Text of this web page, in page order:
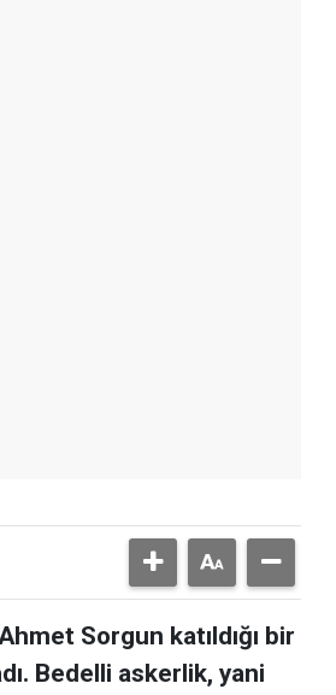
Sorgun katıldığı bir
Bedelli askerlik, yani